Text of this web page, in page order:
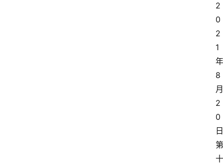
2
0
2
1
年
8
月
2
0
日
第
十